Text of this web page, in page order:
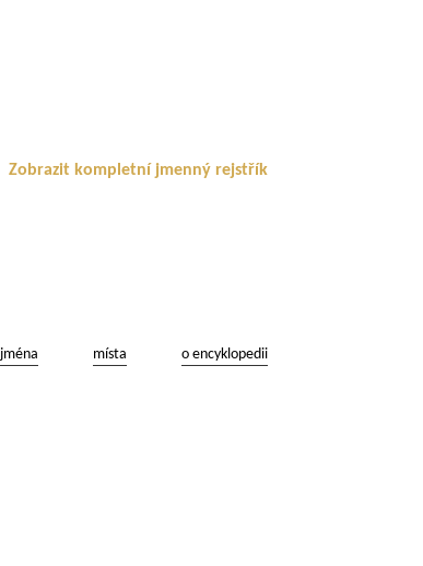
Zobrazit kompletní jmenný rejstřík
jména místa o encyklopedii